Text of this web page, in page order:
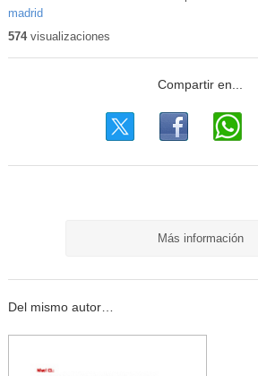
madrid
574visualizaciones
Más información
Del mismo autor…